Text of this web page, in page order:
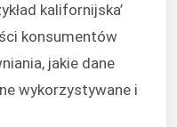
kalifornijska’
konsumentów
jakie dane
wykorzystywane i